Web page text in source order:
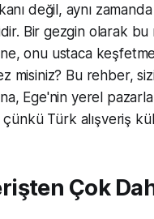
değil, aynı
Bir gezgin olarak
onu ustaca
misiniz? Bu rehber,
Ege'nin yerel
çünkü Türk alışveriş
Çok